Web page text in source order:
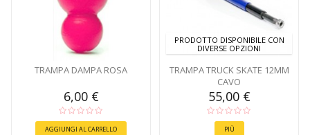
TRAMPA DAMPA ROSA
6,00 €
AGGIUNGI AL CARRELLO
PRODOTTO DISPONIBILE CON
DIVERSE OPZIONI
TRAMPA TRUCK SKATE 12MM
CAVO
55,00 €
PIÙ